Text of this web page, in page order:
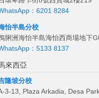
：6201 8284
怡半島分校
脷洲海怡半島海怡西商場地下
：5133 8137
來西亞
隆坡分校
3-13, Plaza Arkadia, Desa